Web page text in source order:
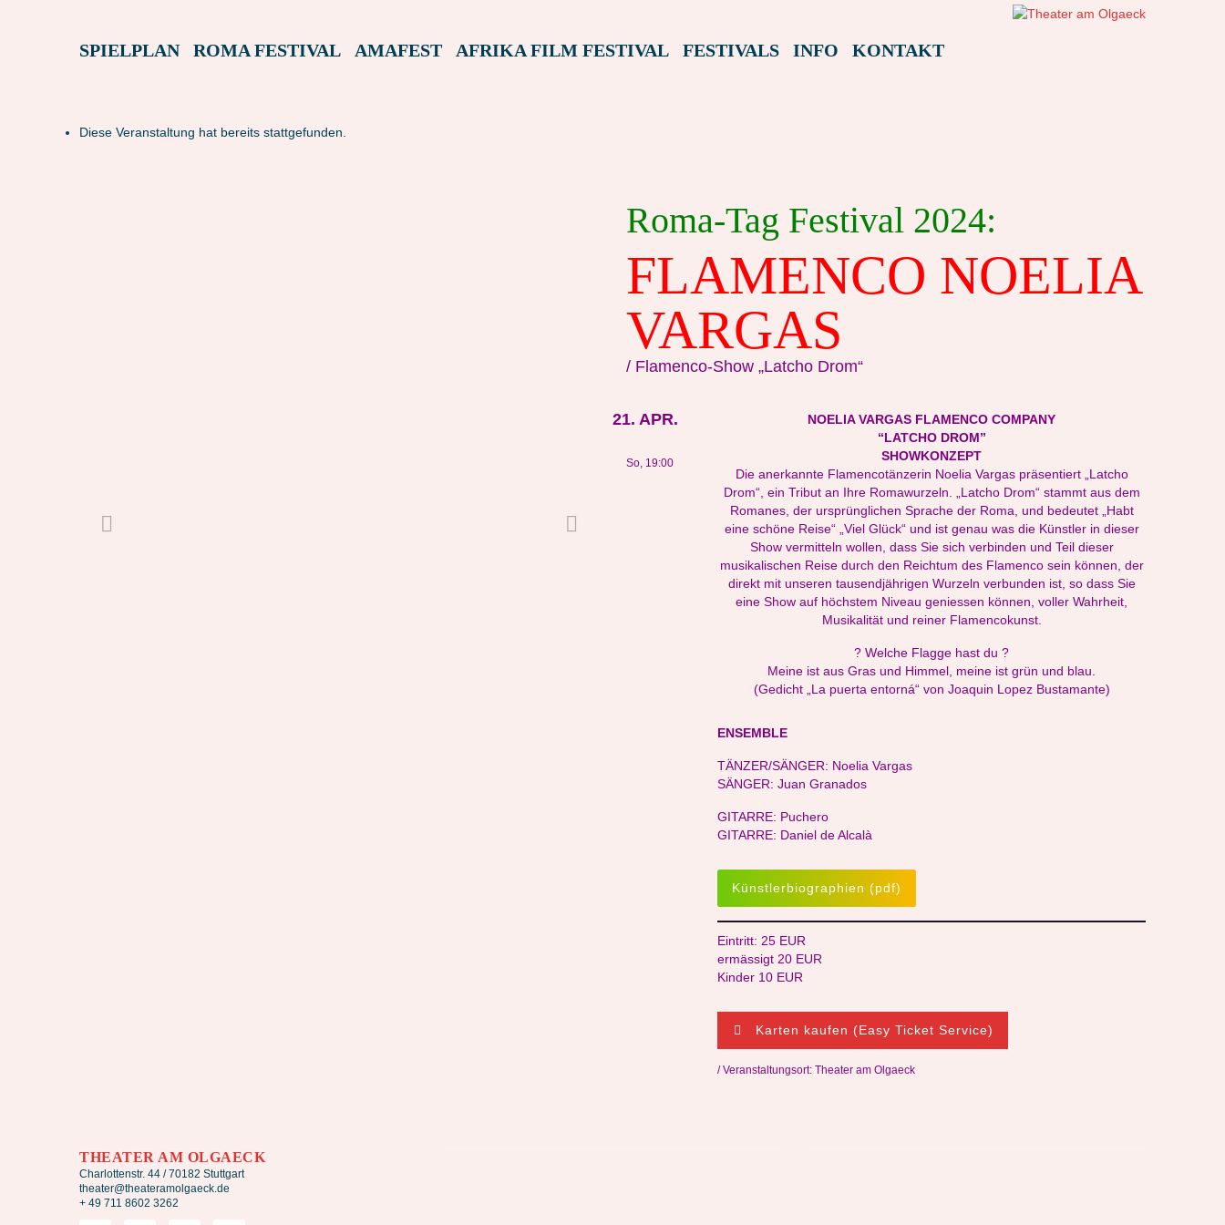
SPIELPLAN ROMA FESTIVAL AMAFEST AFRIKA FILM FESTIVAL FESTIVALS INFO KONTAKT
Diese Veranstaltung hat bereits stattgefunden.
Roma-Tag Festival 2024:
FLAMENCO NOELIA
VARGAS
/ Flamenco-Show „Latcho Drom“
21. APR.
So, 19:00
NOELIA VARGAS FLAMENCO COMPANY
“LATCHO DROM”
SHOWKONZEPT
Die anerkannte Flamencotänzerin Noelia Vargas präsentiert „Latcho
Drom“, ein Tribut an Ihre Romawurzeln. „Latcho Drom“ stammt aus dem
Romanes, der ursprünglichen Sprache der Roma, und bedeutet „Habt
eine schöne Reise“ „Viel Glück“ und ist genau was die Künstler in dieser
Show vermitteln wollen, dass Sie sich verbinden und Teil dieser
musikalischen Reise durch den Reichtum des Flamenco sein können, der
direkt mit unseren tausendjährigen Wurzeln verbunden ist, so dass Sie
eine Show auf höchstem Niveau geniessen können, voller Wahrheit,
Musikalität und reiner Flamencokunst.
? Welche Flagge hast du ?
Meine ist aus Gras und Himmel, meine ist grün und blau.
(Gedicht „La puerta entorná“ von Joaquin Lopez Bustamante)
ENSEMBLE
TÄNZER/SÄNGER: Noelia Vargas
SÄNGER: Juan Granados
GITARRE: Puchero
GITARRE: Daniel de Alcalà
Künstlerbiographien (pdf)
Eintritt: 25 EUR
ermässigt 20 EUR
Kinder 10 EUR
Karten kaufen (Easy Ticket Service)
/ Veranstaltungsort: Theater am Olgaeck
THEATER AM OLGAECK
Charlottenstr. 44 / 70182 Stuttgart
theater@theateramolgaeck.de
+ 49 711 8602 3262